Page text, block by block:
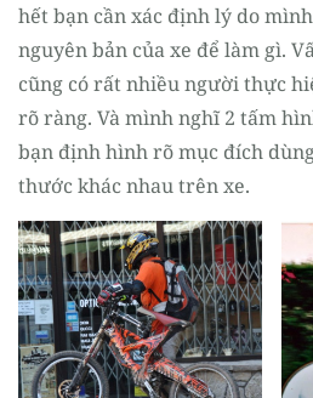
hết bạn cần xác định lý do
nguyên bản của xe để làm gì.
cũng có rất nhiều người thực
rõ ràng. Và mình nghĩ 2 tấm
bạn định hình rõ mục đích
thước khác nhau trên xe.